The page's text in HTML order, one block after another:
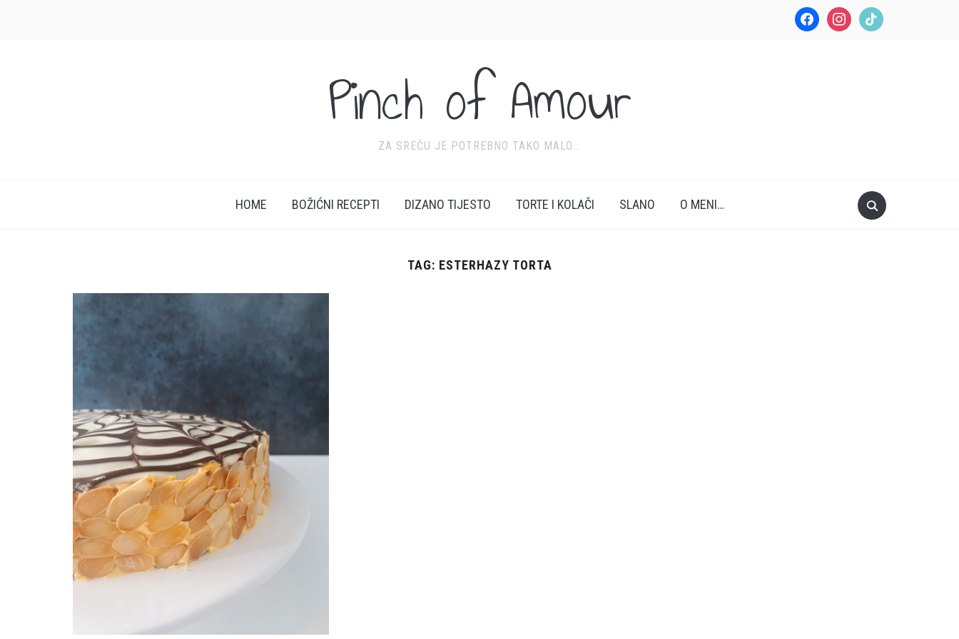
facebookinstagramtiktok
Pinch of Amour
ZA SREĆU JE POTREBNO TAKO MALO...
HOME BOŽIĆNI RECEPTI DIZANO TIJESTO TORTE I KOLAČI SLANO O MENI…
TAG: ESTERHAZY TORTA